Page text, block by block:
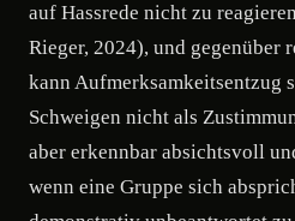
auf Hassrede nicht zu
Rieger, 2024), und gegenüber
kann Aufmerksamkeitsentzug
Schweigen nicht als
aber erkennbar absichtsvoll
wenn eine Gruppe sich